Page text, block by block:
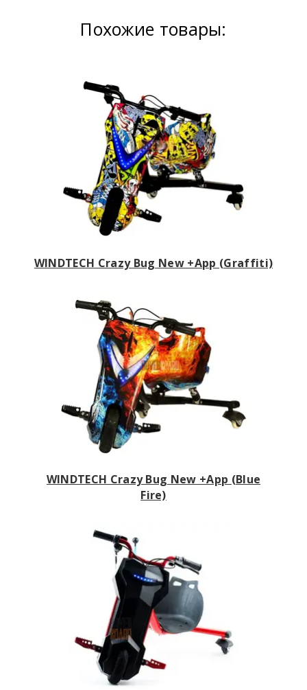
Похожие товары:
WINDTECH Crazy Bug New +App (Graffiti)
WINDTECH Crazy Bug New +App (Blue
Fire)